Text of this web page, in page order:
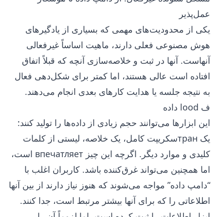
عمل‌پذیر
یکی از محدودیت‌های مهمی که بسیاری از یادگیرهای
هوش مصنوعی فعلی دارند، ماهیت اساساً غیرفعالی
آنهاست. آنها در ثبت و خلاصه‌سازی آنچه که قبلاً اتفاق
افتاده است عالی هستند، اما کمتر برای شکل‌دهی فعال
به نتیجه جلسه یا هدایت کارهای بعدی انجام می‌دهند.
ف lood داده
این ابزارها می‌توانند حجم زیادی از داده‌ها را تولید کنند:
یک транسکریپت کامل، یک خلاصه، لیستی از کلمات
کلیدی و موارد دیگر. اگرچه این چیز впечатляет است،
اما همچنین می‌تواند غرق‌کننده باشد. کاربران اغلب با
“دامپ داده” مواجه می‌شوند که هنوز نیاز دارند از بین آنها
اطلاعاتی را که برای آنها بیشتر مرتبط است، جدا کنند.